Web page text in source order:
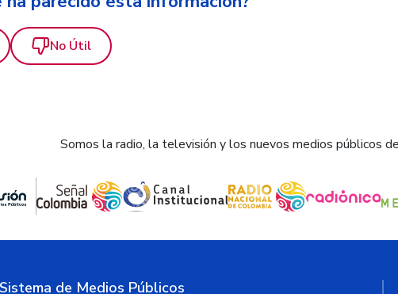
No Útil
Somos la radio, la televisión y los nuevos medios públicos
de Medios Públicos